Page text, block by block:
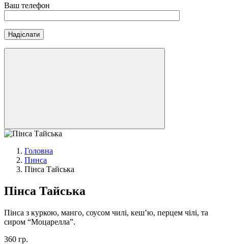
Ваш телефон
Головна
Пинса
Пінса Тайська
Пінса Тайська
Пінса з куркою, манго, соусом чилі, кеш’ю, перцем чілі, та
сиром “Моцарелла”.
360 гр.